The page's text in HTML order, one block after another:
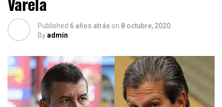
Published 6 años atrás on 8 octubre, 2020
Byadmin